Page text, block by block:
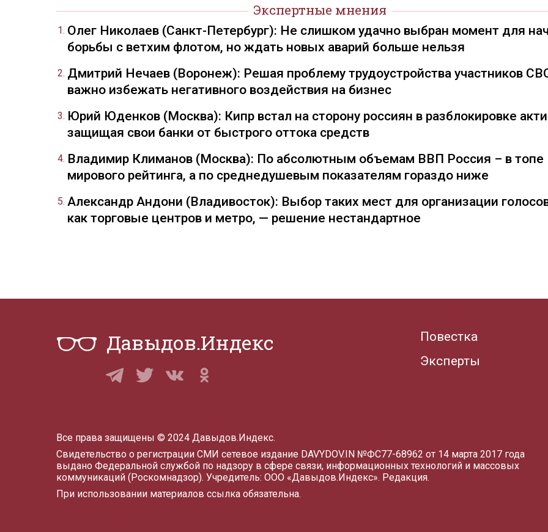
Экспертные мнения
Олег Николаев (Санкт-Петербург): Не слишком удачно выбран момент для
борьбы с ветхим флотом, но ждать новых аварий больше нельзя
Дмитрий Нечаев (Воронеж): Решая проблему трудоустройства участников
важно избежать негативного воздействия на бизнес
Юрий Юденков (Москва): Кипр встал на сторону россиян в разблокировке
защищая свои банки от быстрого оттока средств
Владимир Климанов (Москва): По абсолютным объемам ВВП Россия – в топе
мирового рейтинга, а по среднедушевым показателям гораздо ниже
Александр Андони (Владивосток): Выбор таких мест для организации
как торговые центров и метро, — решение нестандартное
Давыдов.Индекс
Повестка
Эксперты
Все права защищены © 2024 Давыдов.Индекс.
Свидетельство о регистрации СМИ сетевое издание DAVYDOV.IN №ФС77-68962 от 14 марта 2017 года
выдано Федеральной службой по надзору в сфере связи, информационных технологий и массовых
коммуникаций (Роскомнадзор). Учредитель: ООО «Давыдов.Индекс». Редакция.
При использовании материалов ссылка обязательна.